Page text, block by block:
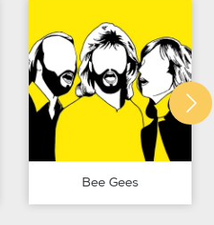
Bee Gees